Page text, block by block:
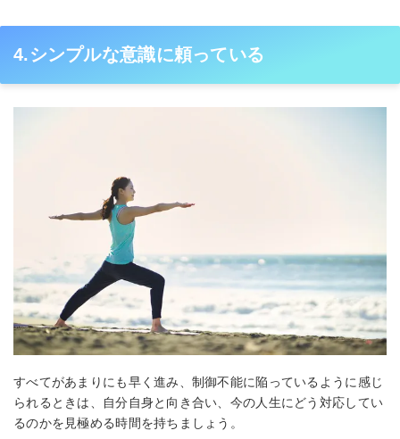
4.シンプルな意識に頼っている
すべてがあまりにも早く進み、制御不能に陥っているように感じ
られるときは、自分自身と向き合い、今の人生にどう対応してい
るのかを見極める時間を持ちましょう。